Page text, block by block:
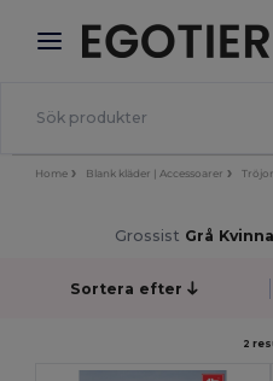
× Egotier-app
Bättre priser i appen!
Home Blank kläder | Accessoarer
Grossist Grå
Sortera efter
2